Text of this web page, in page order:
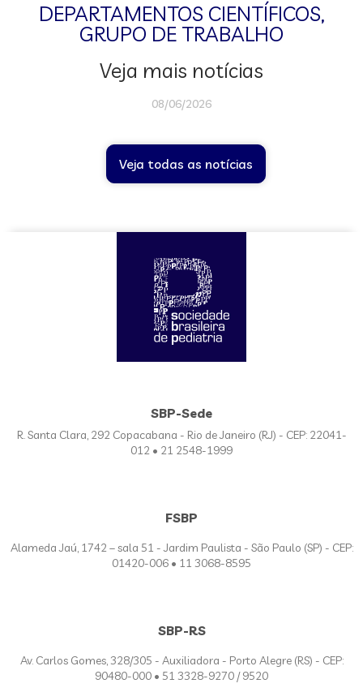
DEPARTAMENTOS CIENTÍFICOS,
GRUPO DE TRABALHO
Veja mais notícias
08/06/2026
Veja todas as notícias
SBP-Sede
R. Santa Clara, 292 Copacabana - Rio de Janeiro (RJ) - CEP: 22041-
012 • 21 2548-1999
FSBP
Alameda Jaú, 1742 – sala 51 - Jardim Paulista - São Paulo (SP) - CEP:
01420-006 • 11 3068-8595
SBP-RS
Av. Carlos Gomes, 328/305 - Auxiliadora - Porto Alegre (RS) - CEP:
90480-000 • 51 3328-9270 / 9520